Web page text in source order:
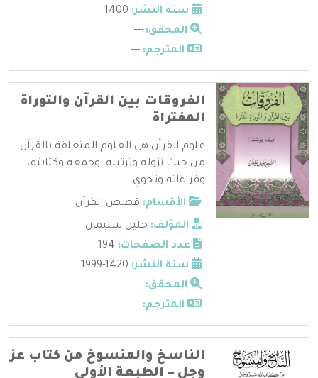
سنة النشر:
المحقق: ---
المترجم: ---
الفروقات بين القرآن والتوراة
المفتراة
علوم القرآن هي العلوم المتعلقة بالقرآن
من حيث نزوله وترتيبه، وجمعه وكتابته،
وقراءاته وتجوي ...
الأقسام: قصص القرآن
المؤلف: خليل سليمان
عدد الصفحات:
سنة النشر:
المحقق: ---
المترجم: ---
الناسخ والمنسوخ من كتاب عز
وجل – الطبعة الأولى